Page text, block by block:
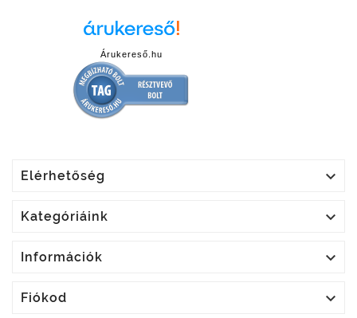
Árukereső.hu
Elérhetőség 
Kategóriáink 
Információk 
Fiókod 